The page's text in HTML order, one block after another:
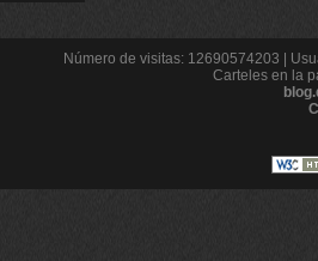
Número de visitas: 12690574203 |
Carteles en la